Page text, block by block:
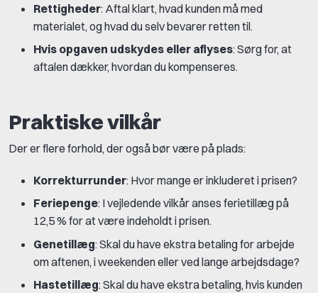
Rettigheder: Aftal klart, hvad kunden må med
materialet, og hvad du selv bevarer retten til.
Hvis opgaven udskydes eller aflyses: Sørg for, at
aftalen dækker, hvordan du kompenseres.
Praktiske vilkår
Der er flere forhold, der også bør være på plads:
Korrekturrunder: Hvor mange er inkluderet i prisen?
Feriepenge: I vejledende vilkår anses ferietillæg på
12,5 % for at være indeholdt i prisen.
Genetillæg: Skal du have ekstra betaling for arbejde
om aftenen, i weekenden eller ved lange arbejdsdage?
Hastetillæg: Skal du have ekstra betaling, hvis kunden